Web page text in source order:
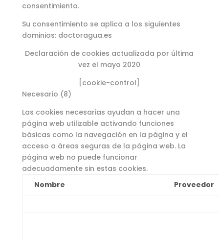
consentimiento.
Su consentimiento se aplica a los siguientes
dominios: doctoragua.es
Declaración de cookies actualizada por última
vez el mayo 2020
[cookie-control]
Necesario (8)
Las cookies necesarias ayudan a hacer una
página web utilizable activando funciones
básicas como la navegación en la página y el
acceso a áreas seguras de la página web. La
página web no puede funcionar
adecuadamente sin estas cookies.
Nombre
Proveedor